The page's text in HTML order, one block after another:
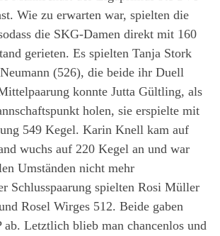
Wie zu erwarten war, spielten die
die SKG-Damen direkt mit 160
gerieten. Es spielten Tanja Stork
(526), die beide ihr Duell
konnte Jutta Gültling, als
holen, sie erspielte mit
549 Kegel. Karin Knell kam auf
wuchs auf 220 Kegel an und war
Umständen nicht mehr
Schlusspaarung spielten Rosi Müller
Rosel Wirges 512. Beide gaben
ab. Letztlich blieb man chancenlos und